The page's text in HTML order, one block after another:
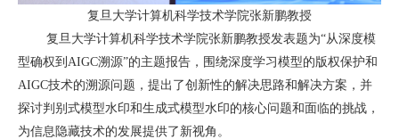
复旦大学计算机科学技术学院张新鹏教授
复旦大学计算机科学技术学院张新鹏教授发表题为“从深度模
型确权到 AIGC溯源”的主题报告，围绕深度学习模型的版权保护和
AIGC技术的溯源问题，提出了创新性的解决思路和解决方案，并
探讨判别式模型水印和生成式模型水印的核心问题和面临的挑战，
为信息隐藏技术的发展提供了新视角。